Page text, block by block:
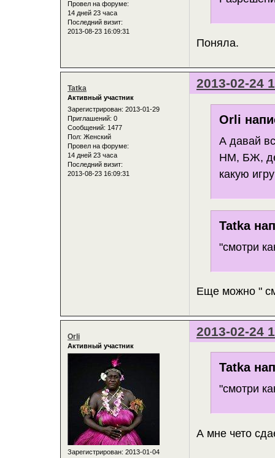
Провел на форуме:
14 дней 23 часа
Последний визит:
2013-08-23 16:09:31
Поняла.
2013-02-24
Tatka
Активный участник
Зарегистрирован: 2013-01-29
Приглашений: 0
Сообщений: 1477
Пол: Женский
Провел на форуме:
14 дней 23 часа
Последний визит:
2013-08-23 16:09:31
Orli
А давай
НМ, БЖ,
какую
Tatka
"смотри
Еще можно "
2013-02-24
Orli
Активный участник
Зарегистрирован: 2013-01-04
Tatka
"смотри
А мне чето